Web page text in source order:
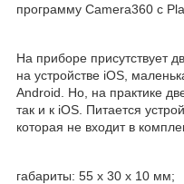
программу Camera360 с
На приборе присутствует
на устройстве iOS,
Android. Но, на практике
так и к iOS. Питается
которая не входит в
габариты: 55 х 30 х 10 мм;